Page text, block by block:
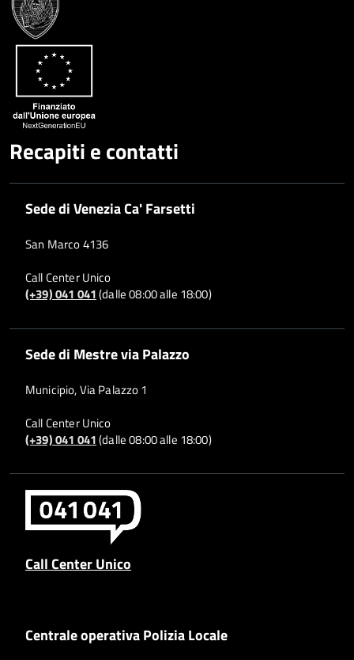
Recapiti e contatti
Sede di Venezia Ca' Farsetti
San Marco 4136
Call Center Unico
(+39) 041 041(dalle 08:00 alle 18:00)
Sede di Mestre via Palazzo
Municipio, Via Palazzo 1
Call Center Unico
(+39) 041 041(dalle 08:00 alle 18:00)
Call Center Unico
Centrale operativa Polizia Locale